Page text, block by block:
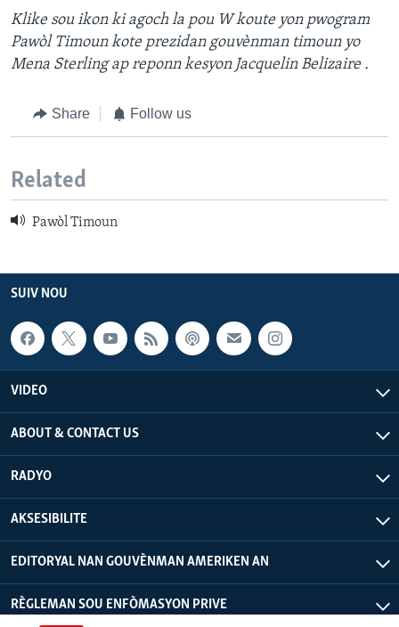
Klike sou ikon ki agoch la pou W koute yon pwogram
Pawòl Timoun kote prezidan gouvènman timoun yo
Mena Sterling ap reponn kesyon Jacquelin Belizaire .
Share Follow us
Related
Pawòl Timoun
SUIV NOU
VIDEO
ABOUT & CONTACT US
RADYO
AKSESIBILITE
EDITORYAL NAN GOUVÈNMAN AMERIKEN AN
RÈGLEMAN SOU ENFÒMASYON PRIVE